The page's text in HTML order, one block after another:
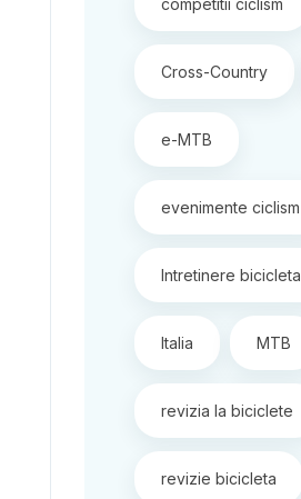
competitii ciclism
Cross-Country
e-MTB
evenimente ciclism
Intretinere bicicleta
Italia MTB
revizia la biciclete
revizie bicicleta